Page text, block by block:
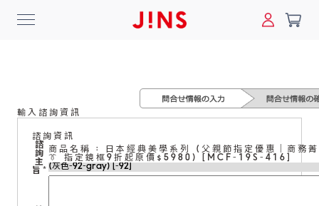
最新消息
0
輸入諮詢資訊
諮詢資訊
諮
詢
主
旨 *
商品名稱 : 日本經典美學系列 (父親節指定優惠｜商務
👔 指定鏡框9折起原價$5980) [MCF-19S-416]